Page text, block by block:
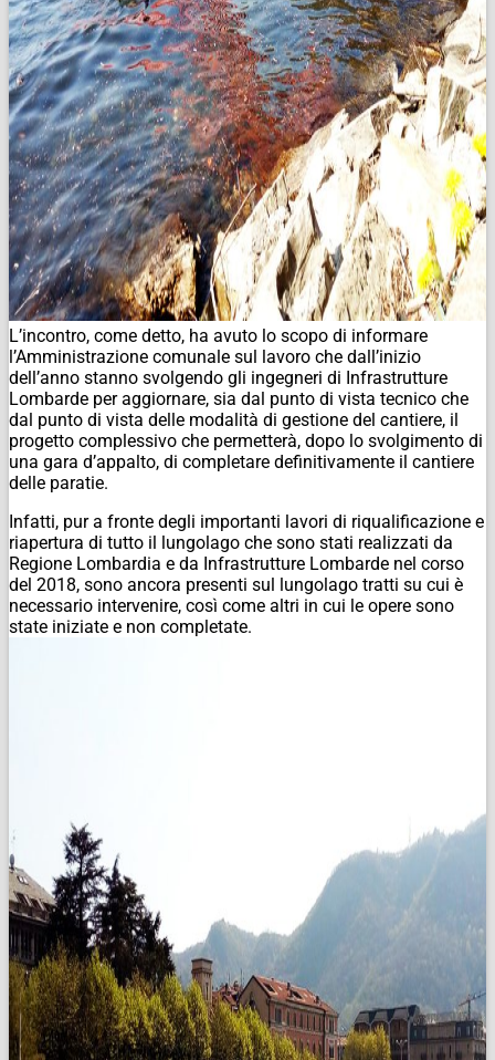
L’incontro, come detto, ha avuto lo scopo di informare
l’Amministrazione comunale sul lavoro che dall’inizio
dell’anno stanno svolgendo gli ingegneri di Infrastrutture
Lombarde per aggiornare, sia dal punto di vista tecnico che
dal punto di vista delle modalità di gestione del cantiere, il
progetto complessivo che permetterà, dopo lo svolgimento di
una gara d’appalto, di completare definitivamente il cantiere
delle paratie.
Infatti, pur a fronte degli importanti lavori di riqualificazione e
riapertura di tutto il lungolago che sono stati realizzati da
Regione Lombardia e da Infrastrutture Lombarde nel corso
del 2018, sono ancora presenti sul lungolago tratti su cui è
necessario intervenire, così come altri in cui le opere sono
state iniziate e non completate.